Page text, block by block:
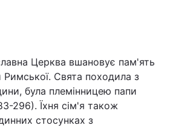
Церква вшановує пам'ять
Римської. Свята походила з
була племінницею папи
296). Їхня сім'я також
стосунках з